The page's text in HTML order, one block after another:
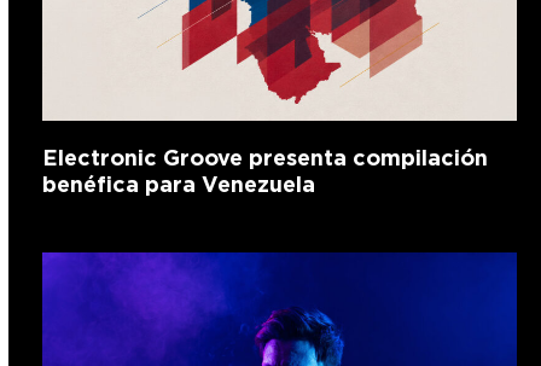
Electronic Groove presenta compilación
benéfica para Venezuela